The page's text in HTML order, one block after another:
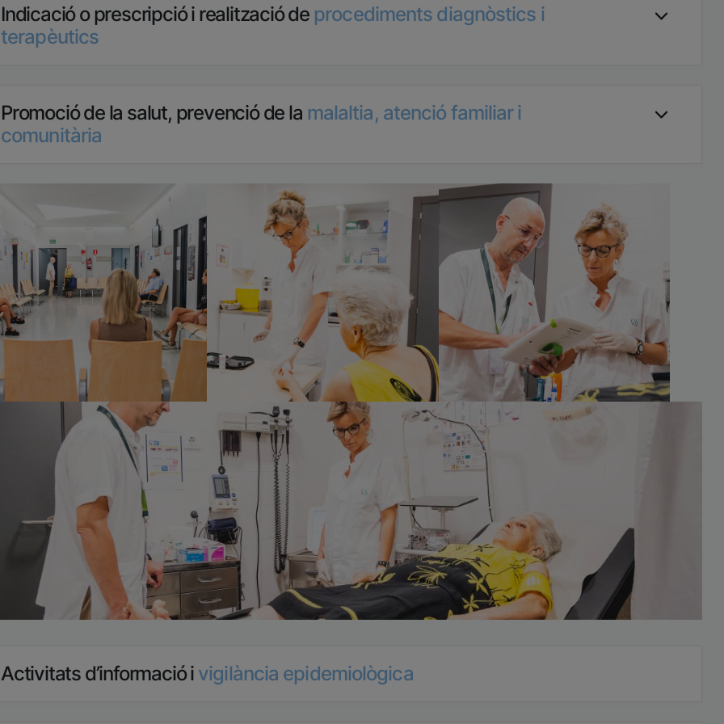
Indicació o prescripció i realització de procediments diagnòstics i
terapèutics
Promoció de la salut, prevenció de la malaltia, atenció familiar i
comunitària
Imatge
Activitats d’informació i vigilància epidemiològica